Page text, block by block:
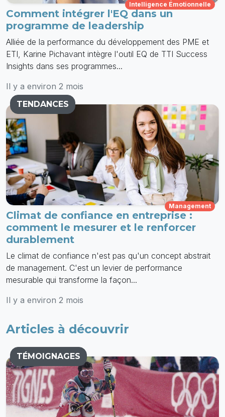
Intelligence Émotionnelle
Comment intégrer l'EQ dans un
programme de leadership
Alliée de la performance du développement des PME et
ETI, Karine Pichavant intègre l'outil EQ de TTI Success
Insights dans ses programmes...
Il y a environ 2 mois
TENDANCES
Management
Climat de confiance en entreprise :
comment le mesurer et le renforcer
durablement
Le climat de confiance n'est pas qu'un concept abstrait
de management. C'est un levier de performance
mesurable qui transforme la façon...
Il y a environ 2 mois
Articles à découvrir
TÉMOIGNAGES